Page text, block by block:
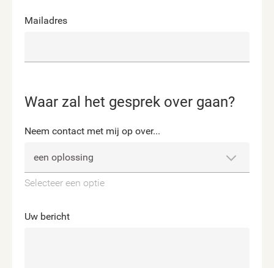
Mailadres
Waar zal het gesprek over gaan?
Neem contact met mij op over...
Selecteer een optie
Uw bericht